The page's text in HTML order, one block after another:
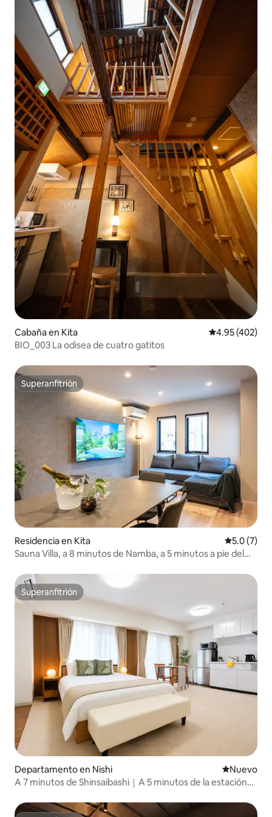
Cabaña en Kita Calificación
4.95 (402)
BIO_003 La odisea de cuatro gatitos
Superanfitrión
Superanfitrión
Residencia en Kita
5.0 (7)
Sauna Villa, a 8 minutos de Namba, a 5 minutos a pie del
Superanfitrión
Superanfitrión
Departamento en Nishi Nuevo
Nuevo
A 7 minutos de Shinsaibashi｜A 5 minutos de la estación